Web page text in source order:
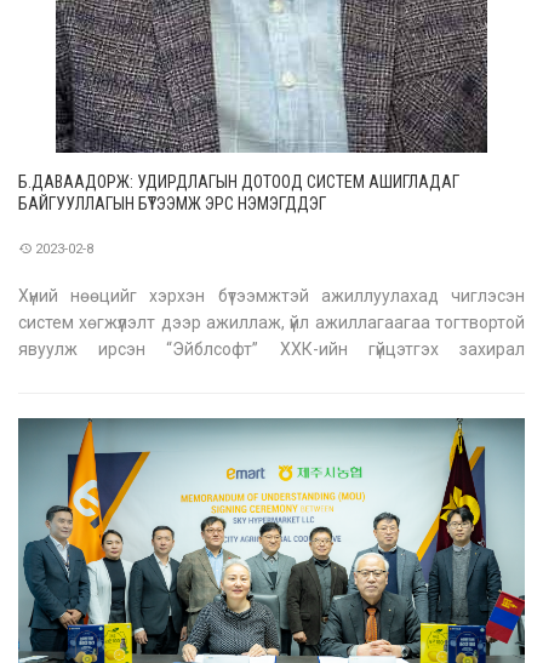
Б.ДАВААДОРЖ: УДИРДЛАГЫН ДОТООД СИСТЕМ АШИГЛАДАГ
БАЙГУУЛЛАГЫН БҮТЭЭМЖ ЭРС НЭМЭГДДЭГ
2023-02-8
Хүний нөөцийг хэрхэн бүтээмжтэй ажиллуулахад чиглэсэн
систем хөгжүүлэлт дээр ажиллаж, үйл ажиллагаагаа тогтвортой
явуулж ирсэн “Эйблсофт” ХХК-ийн гүйцэтгэх захирал
платформ чухам